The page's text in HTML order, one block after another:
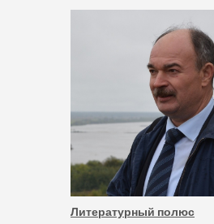
Литературный полюс